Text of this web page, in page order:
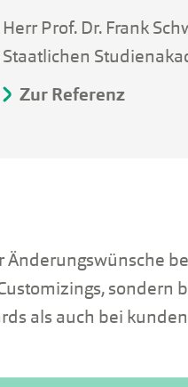
Herr Prof. Dr. Frank
Staatlichen
Zur Referenz
Änderungswünsche
sondern
als auch bei